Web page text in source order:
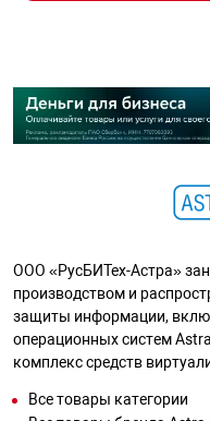
ООО «РусБИТех-Астра»
производством и
защиты информации,
операционных систем
комплекс средств
Все товары категории